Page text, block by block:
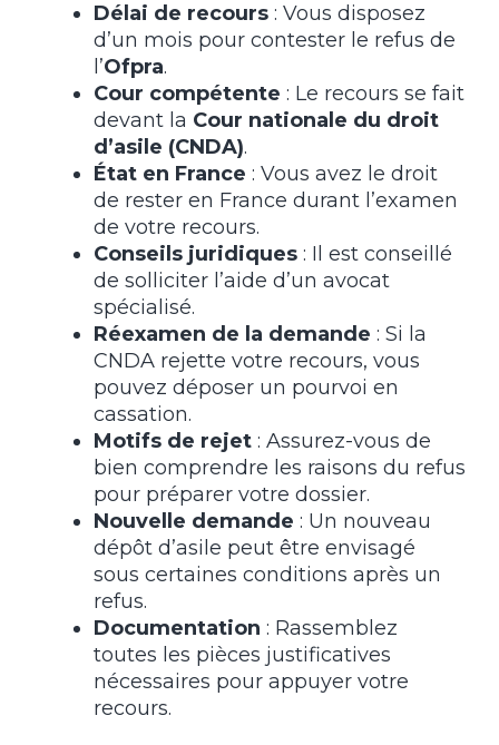
Délai de recours : Vous disposez
d’un mois pour contester le refus de
l’Ofpra.
Cour compétente : Le recours se fait
devant la Cour nationale du droit
d’asile (CNDA).
État en France : Vous avez le droit
de rester en France durant l’examen
de votre recours.
Conseils juridiques : Il est conseillé
de solliciter l’aide d’un avocat
spécialisé.
Réexamen de la demande : Si la
CNDA rejette votre recours, vous
pouvez déposer un pourvoi en
cassation.
Motifs de rejet : Assurez-vous de
bien comprendre les raisons du refus
pour préparer votre dossier.
Nouvelle demande : Un nouveau
dépôt d’asile peut être envisagé
sous certaines conditions après un
refus.
Documentation : Rassemblez
toutes les pièces justificatives
nécessaires pour appuyer votre
recours.